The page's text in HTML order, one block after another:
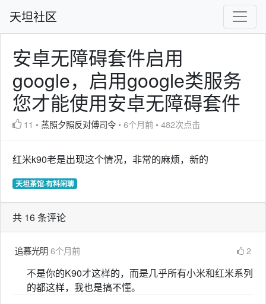
天坦社区
安卓无障碍套件启用
google，启用google类服务
您才能使用安卓无障碍套件
11 • 蒸照夕照反对傅司令 •6个月前 •482次点击
红米k90老是出现这个情况，非常的麻烦，新的
天坦茶馆·有料闲聊
共 16 条评论
追慕光明6个月前 2
不是你的K90才这样的，而是几乎所有小米和红米系列
的都这样，我也是搞不懂。